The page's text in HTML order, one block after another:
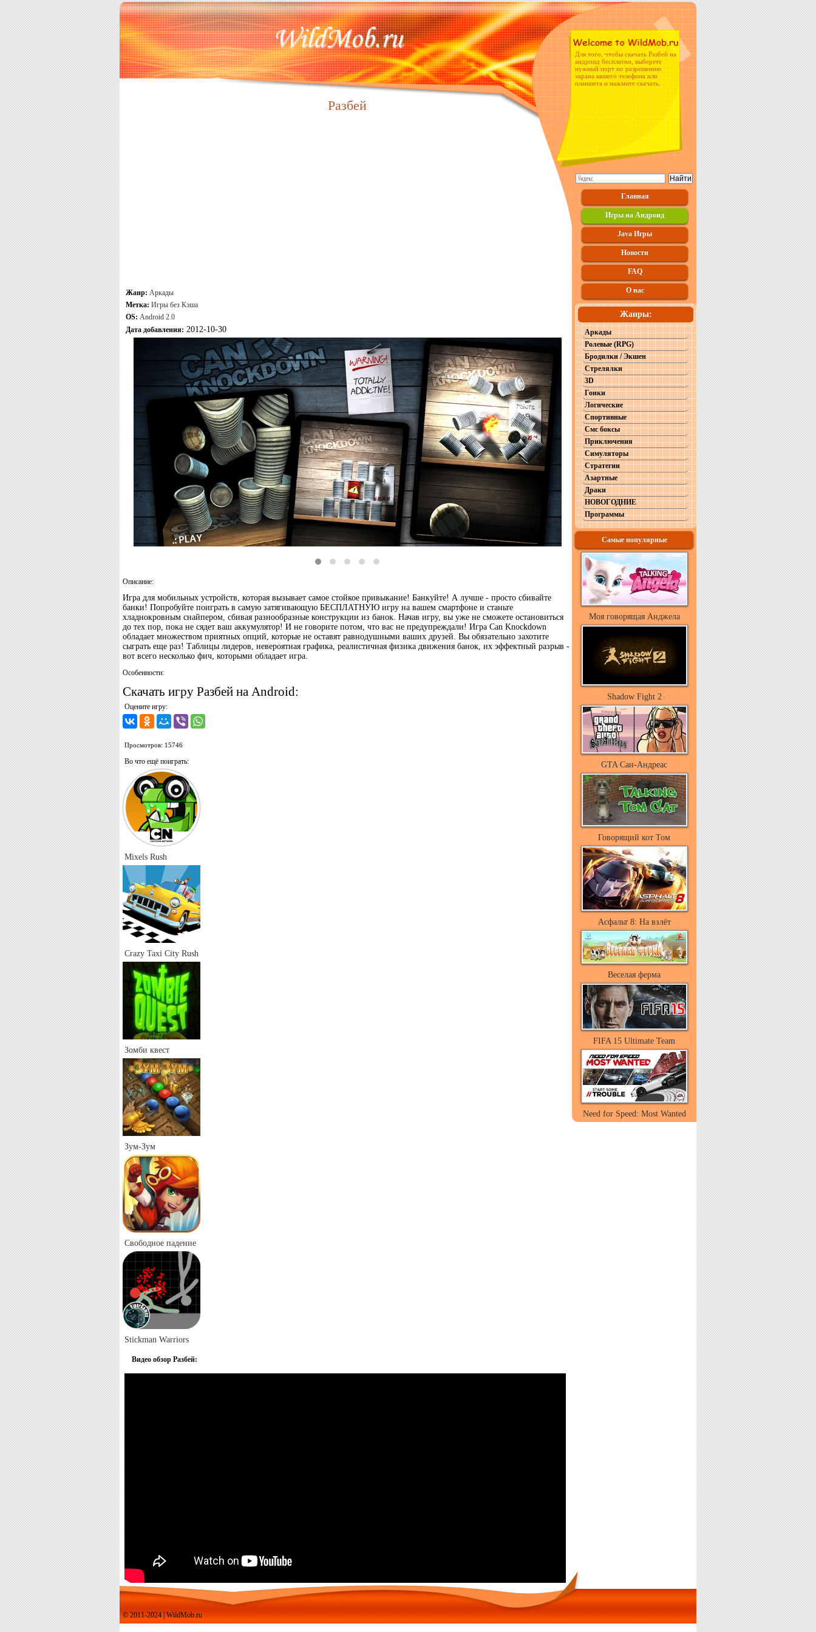
Для того, чтобы скачать Разбей на
андроид бесплатно, выберете
нужный порт по разрешению
экрана вашего телефона или
планшета и нажмите скачать.
Разбей
Жанр: Аркады
Метка: Игры без Кэша
OS: Android 2.0
Дата добавления: 2012-10-30
Описание:
Игра для мобильных устройств, которая вызывает самое стойкое привыкание! Банкуйте! А лучше - просто сбивайте
банки! Попробуйте поиграть в самую затягивающую БЕСПЛАТНУЮ игру на вашем смартфоне и станьте
хладнокровным снайпером, сбивая разнообразные конструкции из банок. Начав игру, вы уже не сможете остановиться
до тех пор, пока не сядет ваш аккумулятор! И не говорите потом, что вас не предупреждали! Игра Can Knockdown
обладает множеством приятных опций, которые не оставят равнодушными ваших друзей. Вы обязательно захотите
сыграть еще раз! Таблицы лидеров, невероятная графика, реалистичная физика движения банок, их эффектный разрыв -
вот всего несколько фич, которыми обладает игра.
Особенности:
Скачать игру Разбей на Android:
Оцените игру:
Просмотров: 15746
Во что ещё поиграть:
Mixels Rush
Crazy Taxi City Rush
Зомби квест
Зум-Зум
Свободное падение
Stickman Warriors
Видео обзор Разбей:
Главная
Игры на Андроид
Java Игры
Новости
FAQ
О нас
Жанры:
Аркады
Ролевые (RPG)
Бродилки / Экшен
Стрелялки
3D
Гонки
Логические
Спортивные
Смс боксы
Приключения
Симуляторы
Стратегии
Азартные
Драки
НОВОГОДНИЕ
Программы
Самые популярные
Моя говорящая Анджела
Shadow Fight 2
GTA Сан-Андреас
Говорящий кот Том
Асфальт 8: На взлёт
Веселая ферма
FIFA 15 Ultimate Team
Need for Speed: Most Wanted
© 2011-2024 | WildMob.ru